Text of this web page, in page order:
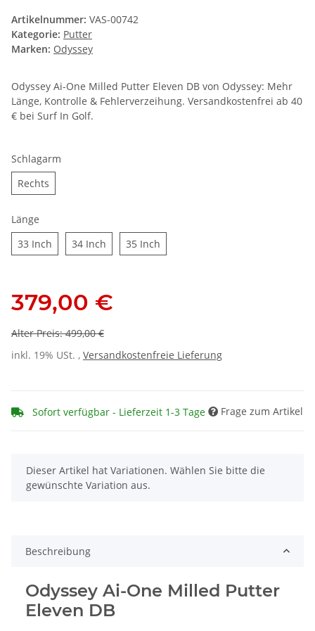
Artikelnummer: VAS-00742
Kategorie: Putter
Marken: Odyssey
Odyssey Ai-One Milled Putter Eleven DB von Odyssey: Mehr
Länge, Kontrolle & Fehlerverzeihung. Versandkostenfrei ab 40
€ bei Surf In Golf.
Schlagarm
Rechts
Länge
33 Inch 33 Inch34 Inch 34 Inch35 Inch
379,00 €
inkl. 19% USt. , Versandkostenfreie Lieferung
Alter Preis: 499,00 €
Sofort verfügbar - Lieferzeit 1-3 Tage Frage zum Artikel
x
Dieser Artikel hat Variationen. Wählen Sie bitte die
gewünschte Variation aus.
Beschreibung
Odyssey Ai-One Milled Putter
Eleven DB